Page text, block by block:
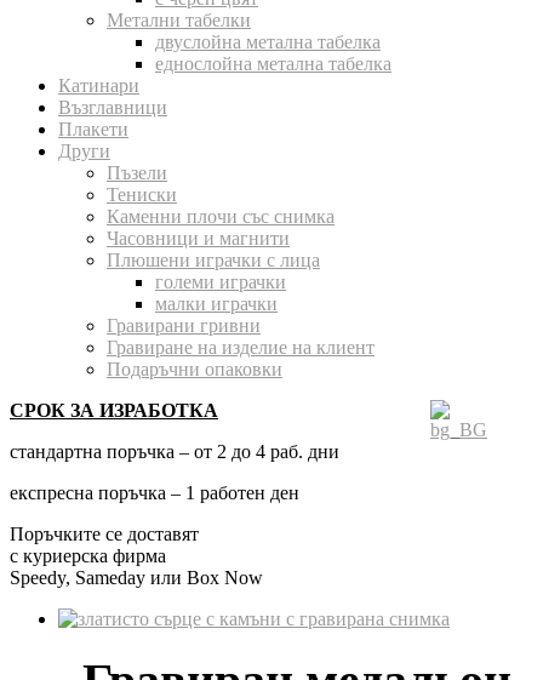
Метални табелки
двуслойна метална табелка
еднослойна метална табелка
Катинари
Възглавници
Плакети
Други
Пъзели
Тениски
Каменни плочи със снимка
Часовници и магнити
Плюшени играчки с лица
големи играчки
малки играчки
Гравирани гривни
Гравиране на изделие на клиент
Подаръчни опаковки
СРОК ЗА ИЗРАБОТКА
стандартна поръчка – от 2 до 4 раб. дни
експресна поръчка – 1 работен ден
Поръчките се доставят
с куриерска фирма
Speedy, Sameday или Box Now